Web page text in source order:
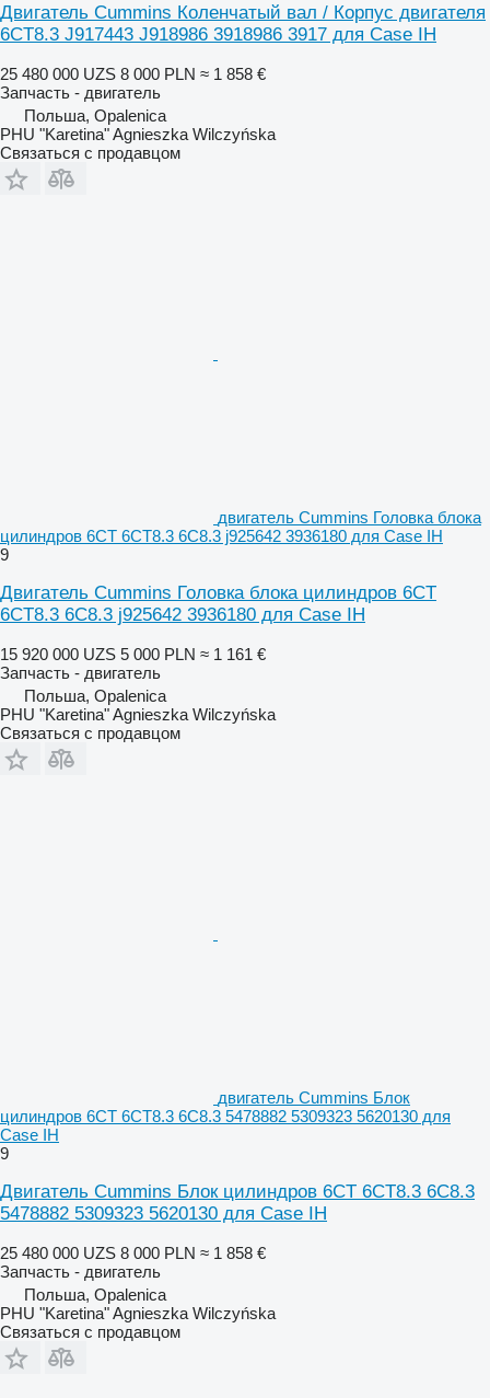
Двигатель Cummins Коленчатый вал / Корпус двигателя
6CT8.3 J917443 J918986 3918986 3917 для Case IH
25 480 000 UZS 8 000 PLN ≈ 1 858 €
Запчасть - двигатель
Польша, Opalenica
PHU "Karetina" Agnieszka Wilczyńska
Связаться с продавцом
двигатель Cummins Головка блока
цилиндров 6CT 6CT8.3 6C8.3 j925642 3936180 для Case IH
9
Двигатель Cummins Головка блока цилиндров 6CT
6CT8.3 6C8.3 j925642 3936180 для Case IH
15 920 000 UZS 5 000 PLN ≈ 1 161 €
Запчасть - двигатель
Польша, Opalenica
PHU "Karetina" Agnieszka Wilczyńska
Связаться с продавцом
двигатель Cummins Блок
цилиндров 6CT 6CT8.3 6C8.3 5478882 5309323 5620130 для
Case IH
9
Двигатель Cummins Блок цилиндров 6CT 6CT8.3 6C8.3
5478882 5309323 5620130 для Case IH
25 480 000 UZS 8 000 PLN ≈ 1 858 €
Запчасть - двигатель
Польша, Opalenica
PHU "Karetina" Agnieszka Wilczyńska
Связаться с продавцом